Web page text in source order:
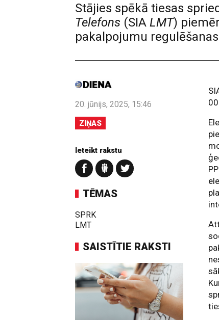
Stājies spēkā tiesas
Telefons (SIA LMT)
pakalpojumu
20. jūnijs, 2025, 15:46
ZIŅAS
Ieteikt rakstu
TĒMAS
SPRK
LMT
SAISTĪTIE RAKSTI